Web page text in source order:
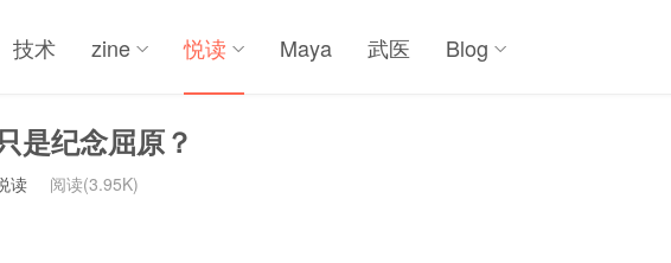
技术 zine 悦读 Maya 武医 Blog
是纪念屈原？
读 阅读(3.95K)